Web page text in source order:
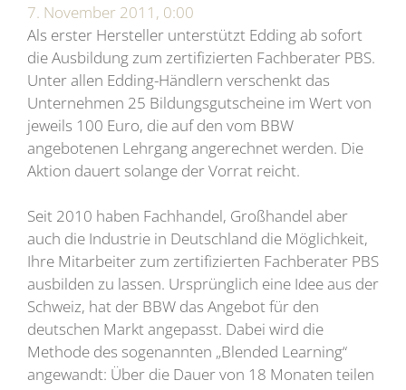
7. November 2011, 0:00
Als erster Hersteller unterstützt Edding ab sofort
die Ausbildung zum zertifizierten Fachberater PBS.
Unter allen Edding-Händlern verschenkt das
Unternehmen 25 Bildungsgutscheine im Wert von
jeweils 100 Euro, die auf den vom BBW
angebotenen Lehrgang angerechnet werden. Die
Aktion dauert solange der Vorrat reicht.
Seit 2010 haben Fachhandel, Großhandel aber
auch die Industrie in Deutschland die Möglichkeit,
Ihre Mitarbeiter zum zertifizierten Fachberater PBS
ausbilden zu lassen. Ursprünglich eine Idee aus der
Schweiz, hat der BBW das Angebot für den
deutschen Markt angepasst. Dabei wird die
Methode des sogenannten „Blended Learning“
angewandt: Über die Dauer von 18 Monaten teilen